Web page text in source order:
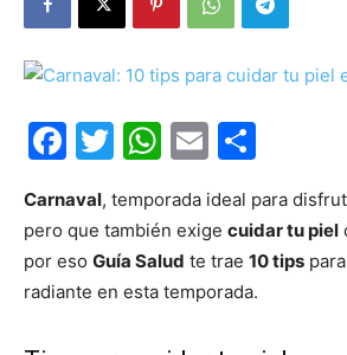
Facebook
Twitter
WhatsApp
Email
Carnaval, temporada ideal para
pero que también exige cuidar tu piel
por eso Guía Salud te trae 10 tips
radiante en esta temporada.